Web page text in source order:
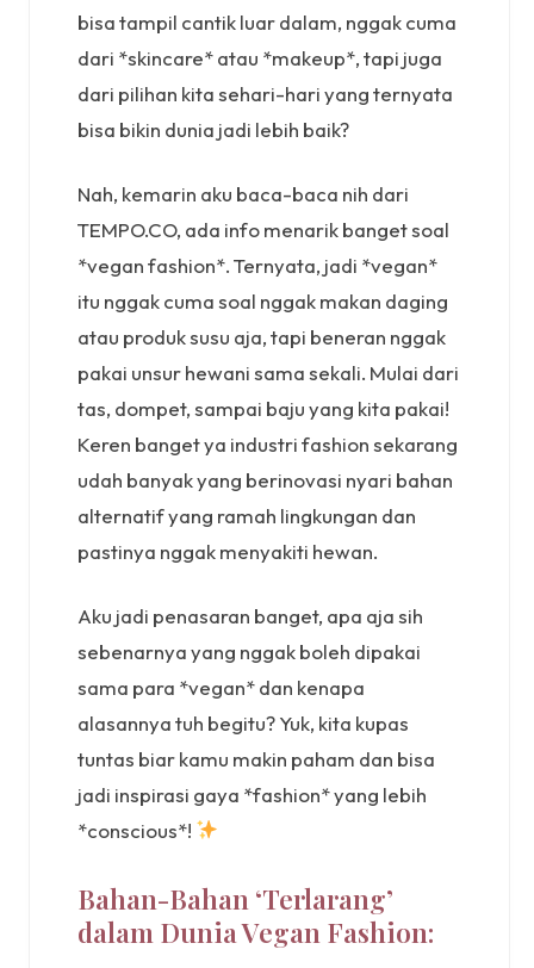
bisa tampil cantik luar dalam, nggak cuma
dari *skincare* atau *makeup*, tapi juga
dari pilihan kita sehari-hari yang ternyata
bisa bikin dunia jadi lebih baik?
Nah, kemarin aku baca-baca nih dari
TEMPO.CO, ada info menarik banget soal
*vegan fashion*. Ternyata, jadi *vegan*
itu nggak cuma soal nggak makan daging
atau produk susu aja, tapi beneran nggak
pakai unsur hewani sama sekali. Mulai dari
tas, dompet, sampai baju yang kita pakai!
Keren banget ya industri fashion sekarang
udah banyak yang berinovasi nyari bahan
alternatif yang ramah lingkungan dan
pastinya nggak menyakiti hewan.
Aku jadi penasaran banget, apa aja sih
sebenarnya yang nggak boleh dipakai
sama para *vegan* dan kenapa
alasannya tuh begitu? Yuk, kita kupas
tuntas biar kamu makin paham dan bisa
jadi inspirasi gaya *fashion* yang lebih
*conscious*!
Bahan-Bahan ‘Terlarang’
dalam Dunia Vegan Fashion: